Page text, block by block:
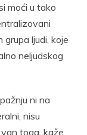
moći u tako
ljudi, koje
neljudskog
ni na
nisu
toga, kaže